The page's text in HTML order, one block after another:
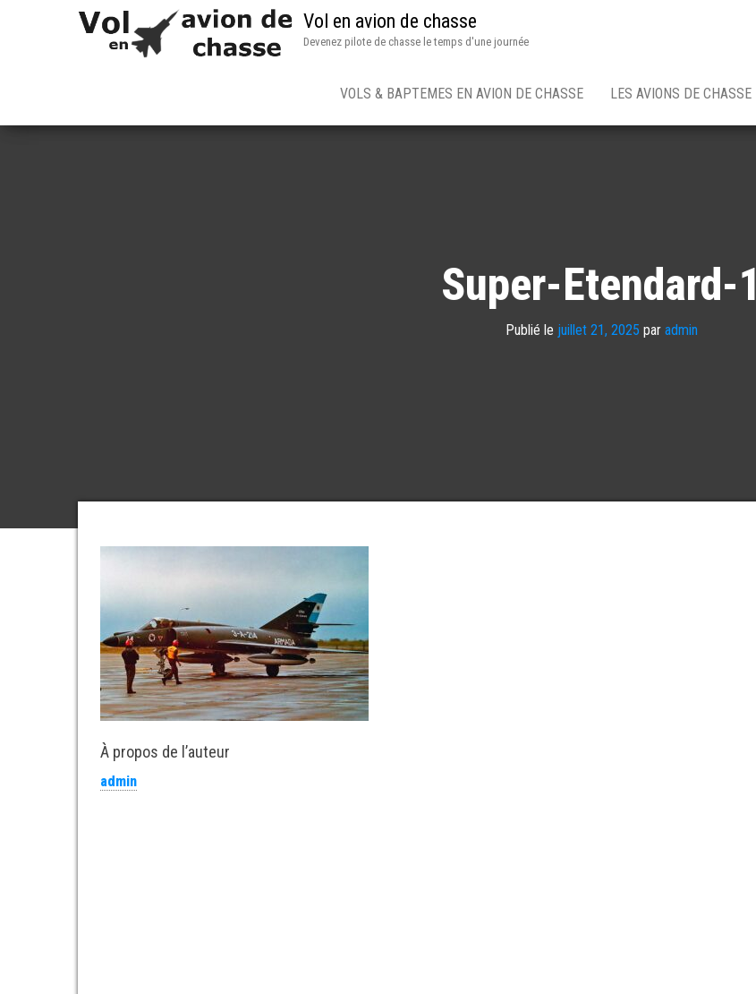
Vol en avion de chasse
Devenez pilote de chasse le temps d'une journée
VOLS & BAPTEMES EN AVION DE CHASSE LES AVIONS DE CHASSE
Super-Etendard-1
Publié le juillet 21, 2025 par admin
À propos de l’auteur
admin